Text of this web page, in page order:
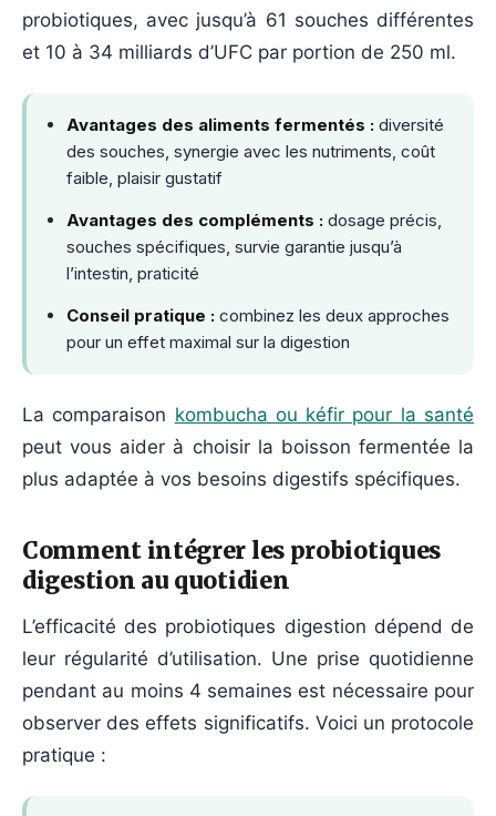
probiotiques, avec jusqu’à 61 souches différentes
et 10 à 34 milliards d’UFC par portion de 250 ml.
Avantages des aliments fermentés : diversité
des souches, synergie avec les nutriments, coût
faible, plaisir gustatif
Avantages des compléments : dosage précis,
souches spécifiques, survie garantie jusqu’à
l’intestin, praticité
Conseil pratique : combinez les deux approches
pour un effet maximal sur la digestion
La comparaison kombucha ou kéfir pour la santé
peut vous aider à choisir la boisson fermentée la
plus adaptée à vos besoins digestifs spécifiques.
Comment intégrer les probiotiques
digestion au quotidien
L’efficacité des probiotiques digestion dépend de
leur régularité d’utilisation. Une prise quotidienne
pendant au moins 4 semaines est nécessaire pour
observer des effets significatifs. Voici un protocole
pratique :